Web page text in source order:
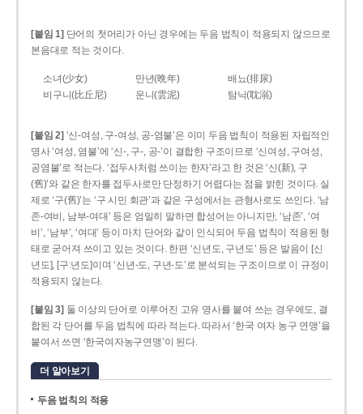
[붙임 1] 단어의 첫머리가 아닌 경우에는 두음 법칙이 적용되지 않으므로
본음대로 적는 것이다.
소녀(少女) 만년(晩年)
배뇨(排尿)
비구니(比丘尼)
운니(雲泥) 탐닉(耽溺)
[붙임 2] ‘신-여성, 구-여성, 공-염불’은 이미 두음 법칙이 적용된 자립적인
명사 ‘여성, 염불’에 ‘신-, 구-, 공-’이 결합한 구조이므로 ‘신여성, 구여성,
공염불’로 적는다. ‘접두사처럼 쓰이는 한자’라고 한 것은 ‘신(新), 구
(舊)’와 같은 한자를 접두사로만 단정하기 어렵다는 점을 밝힌 것이다. 실
제로 ‘구(舊)’는 ‘구 시민 회관’과 같은 구성에서는 관형사로도 쓰인다. ‘남
존­-여비, 남부-­여대’ 등은 엄밀히 말하면 합성어는 아니지만, ‘남존’, ‘여
비’, ‘남부’, ‘여대’ 등이 마치 단어와 같이 인식되어 두음 법칙이 적용된 형
태로 굳어져 쓰이고 있는 것이다. 한편 ‘신년도, 구년도’ 등은 발음이 [신
년도], [구ː년도]이며 ‘신년­-도, 구년-­도’로 분석되는 구조이므로 이 규정이
적용되지 않는다.
[붙임 3] 둘 이상의 단어로 이루어진 고유 명사를 붙여 쓰는 경우에도, 결
합된 각 단어를 두음 법칙에 따라 적는다. 따라서 ‘한국 여자 농구 연맹’을
붙여서 쓰면 ‘한국여자농구연맹’이 된다.
더 알아보기
두음 법칙의 적용